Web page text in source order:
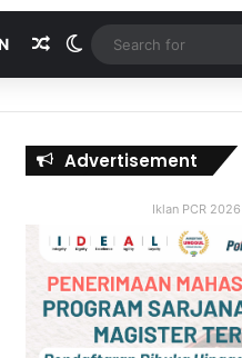
Random Article
Switch skin
Advertisement
Iklan PCR 2026